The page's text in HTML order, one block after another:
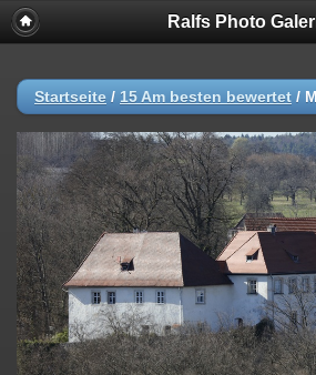
Ralfs Photo
Startseite / 15 Am besten bewertet /